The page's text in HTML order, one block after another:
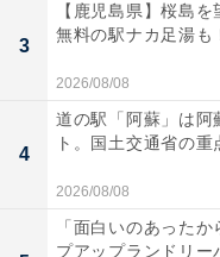
3
【鹿児島県】桜島
無料の駅ナカ足湯
2026/08/08
4
道の駅「阿蘇」は阿
ト。国土交通省の
2026/08/08
「面白いのあった
プアップランドリー